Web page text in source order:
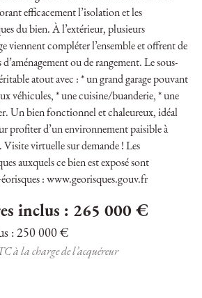
efficacement l’isolation et les
du bien. À l’extérieur, plusieurs
viennent compléter l’ensemble et offrent de
ou de rangement. Le sous-
atout avec : * un grand garage pouvant
véhicules, * une cuisine/buanderie, * une
Un bien fonctionnel et chaleureux, idéal
profiter d’un environnement paisible à
virtuelle sur demande ! Les
auxquels ce bien est exposé sont
: www.georisques.gouv.fr
inclus : 265 000 €
: 250 000 €
à la charge de l’acquéreur